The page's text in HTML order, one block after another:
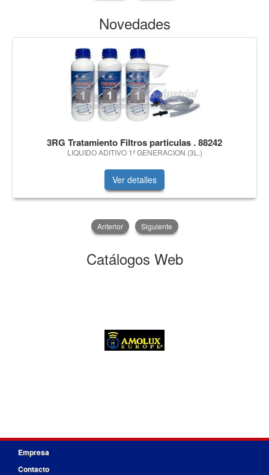
Novedades
3RG Tratamiento Filtros particulas . 88242
LIQUIDO ADITIVO 1ª GENERACION (3L.)
Ver detalles
Anterior Siguiente
Catálogos Web
Empresa
Contacto